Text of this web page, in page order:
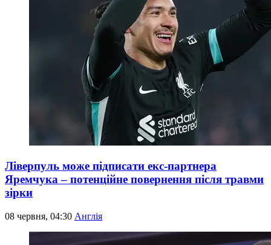
Ліверпуль може підписати екс-партнера
Яремчука – потенційне повернення після травми
зірки
08 червня, 04:30 Англія